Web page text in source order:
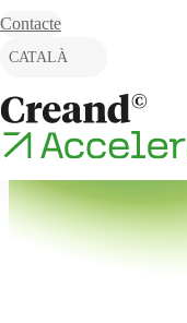
Skip to content
Contacte
CATALÀ